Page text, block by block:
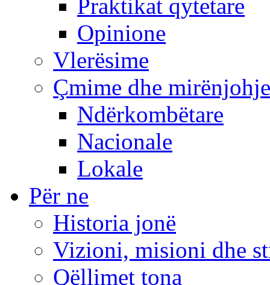
Praktikat qytetare
Opinione
Vlerësime
Çmime dhe mirënjohje
Ndërkombëtare
Nacionale
Lokale
Për ne
Historia jonë
Vizioni, misioni dhe
Qëllimet tona